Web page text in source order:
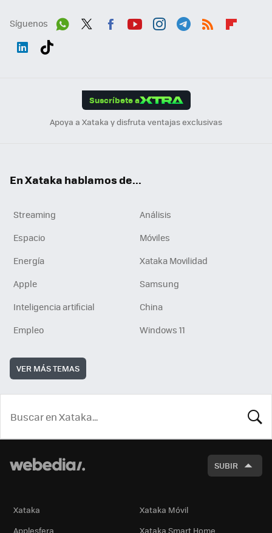
Síguenos
Suscríbete a
Apoya a Xataka y disfruta ventajas exclusivas
En Xataka hablamos de...
Streaming
Análisis
Espacio
Móviles
Energía
Xataka Movilidad
Apple
Samsung
Inteligencia artificial
China
Empleo
Windows 11
VER MÁS TEMAS
SUBIR
Xataka
Xataka Móvil
Applesfera
Xataka Smart Home